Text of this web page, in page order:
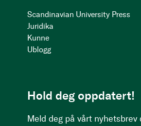
Scandinavian University Press
Juridika
Kunne
Ublogg
Hold deg oppdatert!
Meld deg på vårt nyhetsbrev